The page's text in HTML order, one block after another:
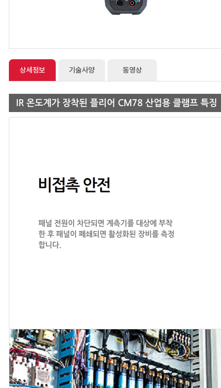
상세정보 기술사양 동영상